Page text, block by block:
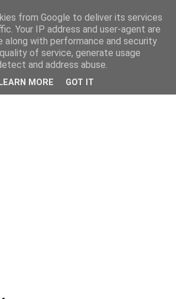
from Google to deliver its services
Your IP address and user-agent are
along with performance and security
of service, generate usage
and address abuse.
LEARN MORE GOT IT